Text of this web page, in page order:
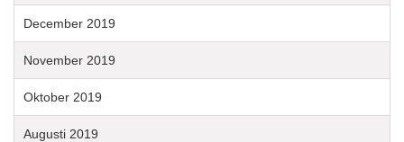
December 2019
November 2019
Oktober 2019
Augusti 2019